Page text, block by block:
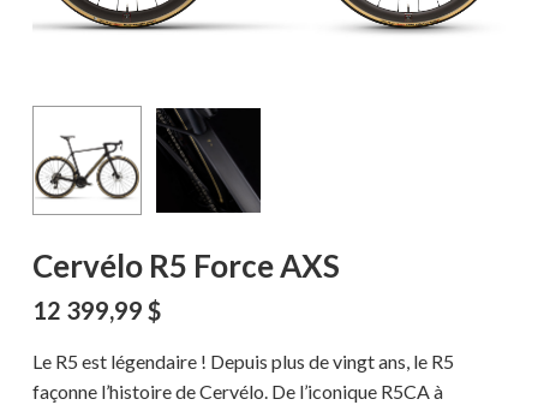
Cervélo R5 Force AXS
12 399,99 $
Le R5 est légendaire ! Depuis plus de vingt ans, le R5
façonne l’histoire de Cervélo. De l’iconique R5CA à